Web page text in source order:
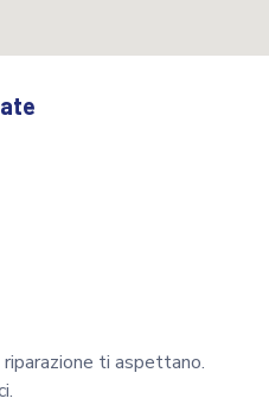
ti aspettano.